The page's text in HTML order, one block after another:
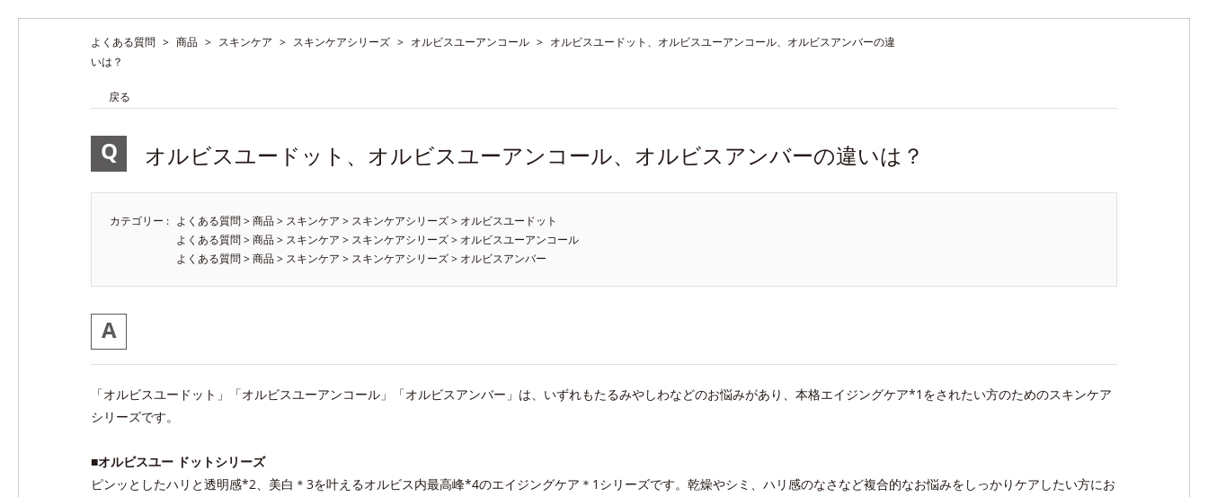
よくある質問 > 商品 > スキンケア > スキンケアシリーズ > オルビスユーアンコール > オルビスユードット、オルビスユーアンコール、オルビスアンバーの違
いは？
戻る
オルビスユードット、オルビスユーアンコール、オルビスアンバーの違いは？
カテゴリー : よくある質問>商品> スキンケア > スキンケアシリーズ> オルビスユードット
よくある質問>商品> スキンケア > スキンケアシリーズ> オルビスユーアンコール
よくある質問>商品> スキンケア > スキンケアシリーズ> オルビスアンバー
「オルビスユードット」「オルビスユーアンコール」「オルビスアンバー」は、いずれもたるみやしわなどのお悩みがあり、本格エイジングケア*1をされたい方のためのスキンケア
シリーズです。
■オルビスユー ドットシリーズ
ピンッとしたハリと透明感*2、美白＊3を叶えるオルビス内最高峰*4のエイジングケア＊1シリーズです。乾燥やシミ、ハリ感のなさなど複合的なお悩みをしっかりケアしたい方にお